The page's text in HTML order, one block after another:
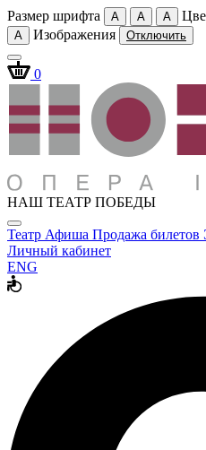
Размер шрифта A A A
A
Изображения Отключить
0
НАШ ТЕАТР ПОБЕДЫ
Театр Афиша Продажа билетов
Личный кабинет
ENG